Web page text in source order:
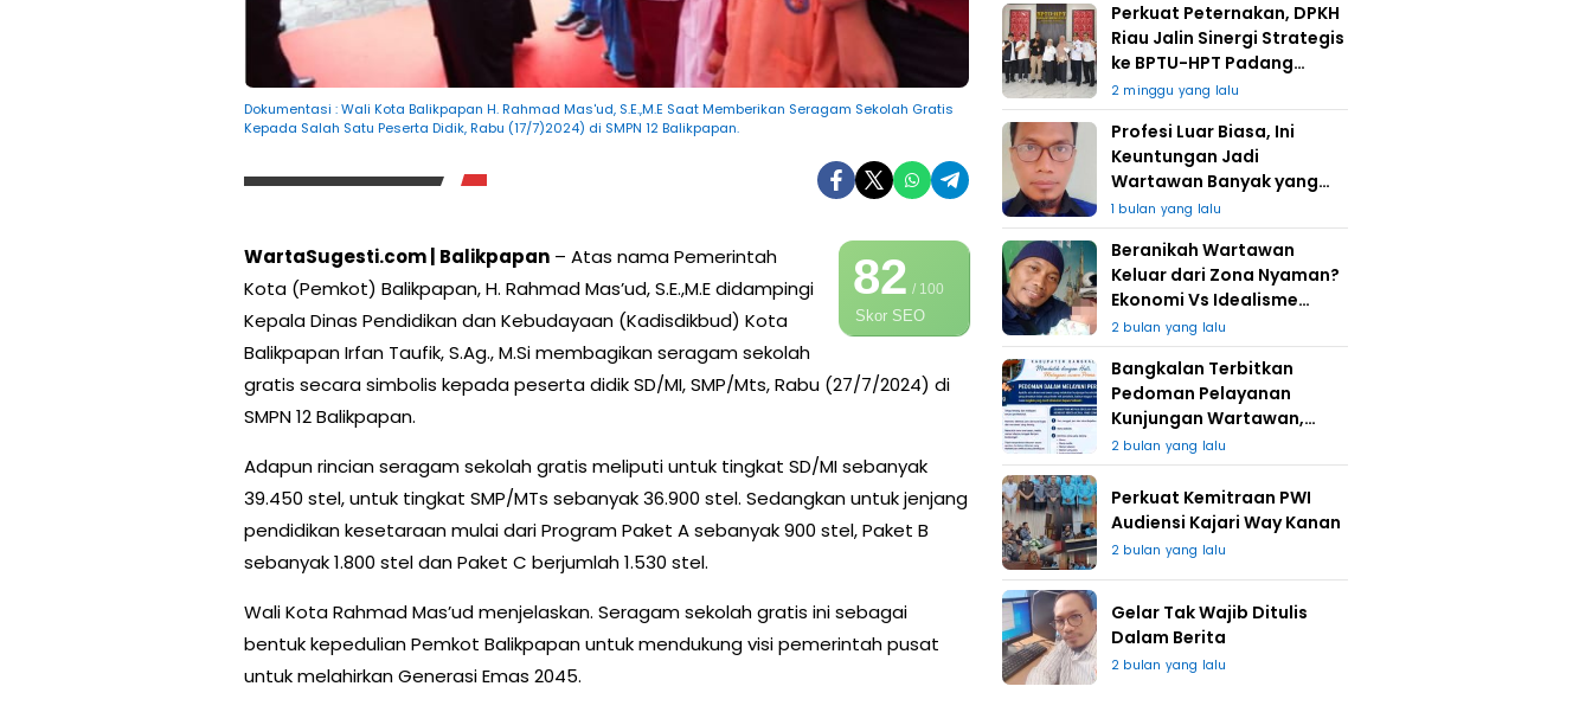
Dokumentasi : Wali Kota Balikpapan H. Rahmad Mas'ud, S.E.,M.E Saat Memberikan Seragam Sekolah Gratis
Kepada Salah Satu Peserta Didik, Rabu (17/7)2024) di SMPN 12 Balikpapan.
82/ 100
Skor SEO
WartaSugesti.com | Balikpapan – Atas nama Pemerintah
Kota (Pemkot) Balikpapan, H. Rahmad Mas’ud, S.E.,M.E didampingi
Kepala Dinas Pendidikan dan Kebudayaan (Kadisdikbud) Kota
Balikpapan Irfan Taufik, S.Ag., M.Si membagikan seragam sekolah
gratis secara simbolis kepada peserta didik SD/MI, SMP/Mts, Rabu (27/7/2024) di
SMPN 12 Balikpapan.
Adapun rincian seragam sekolah gratis meliputi untuk tingkat SD/MI sebanyak
39.450 stel, untuk tingkat SMP/MTs sebanyak 36.900 stel. Sedangkan untuk jenjang
pendidikan kesetaraan mulai dari Program Paket A sebanyak 900 stel, Paket B
sebanyak 1.800 stel dan Paket C berjumlah 1.530 stel.
Wali Kota Rahmad Mas’ud menjelaskan. Seragam sekolah gratis ini sebagai
bentuk kepedulian Pemkot Balikpapan untuk mendukung visi pemerintah pusat
untuk melahirkan Generasi Emas 2045.
Perkuat Peternakan, DPKH
Riau Jalin Sinergi Strategis
ke BPTU-HPT Padang
Mengatas
2 minggu yang lalu
Profesi Luar Biasa, Ini
Keuntungan Jadi
Wartawan Banyak yang
Takut
1 bulan yang lalu
Beranikah Wartawan
Keluar dari Zona Nyaman?
Ekonomi Vs Idealisme
Jurnalistik
2 bulan yang lalu
Bangkalan Terbitkan
Pedoman Pelayanan
Kunjungan Wartawan,
Redaksi : Bagus Jangan
Lari
2 bulan yang lalu
Perkuat Kemitraan PWI
Audiensi Kajari Way Kanan
2 bulan yang lalu
Gelar Tak Wajib Ditulis
Dalam Berita
2 bulan yang lalu